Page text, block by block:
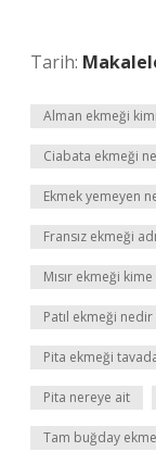
Tarih:
Alman ekmeği
Ciabata ekmeği
Ekmek yemeyen
Fransız ekmeği
Mısır ekmeği
Patıl ekmeği nedir
Pita ekmeği
Pita nereye ait
Tam buğday